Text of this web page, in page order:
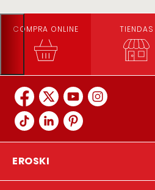
COMPRA ONLINE TIENDAS
EROSKI